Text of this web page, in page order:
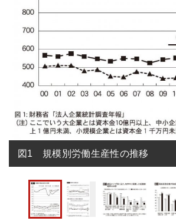
図1　規模別労働生産性の推移